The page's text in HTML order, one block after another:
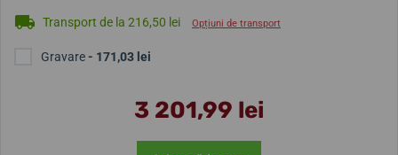
Transport de la 216,50 lei Opțiuni de transport
Gravare- 171,03 lei
3 201,99 lei